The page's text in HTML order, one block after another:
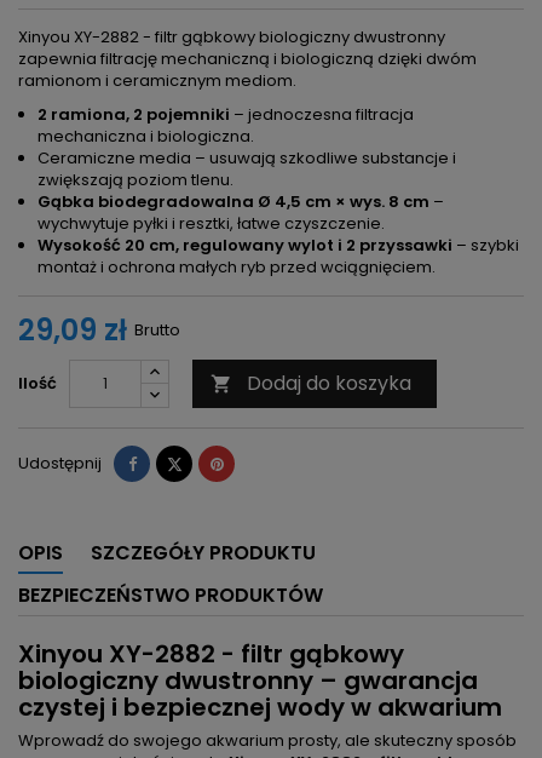
Xinyou XY-2882 - filtr gąbkowy biologiczny dwustronny
zapewnia filtrację mechaniczną i biologiczną dzięki dwóm
ramionom i ceramicznym mediom.
2 ramiona, 2 pojemniki – jednoczesna filtracja
mechaniczna i biologiczna.
Ceramiczne media – usuwają szkodliwe substancje i
zwiększają poziom tlenu.
Gąbka biodegradowalna Ø 4,5 cm × wys. 8 cm –
wychwytuje pyłki i resztki, łatwe czyszczenie.
Wysokość 20 cm, regulowany wylot i 2 przyssawki – szybki
montaż i ochrona małych ryb przed wciągnięciem.
29,09 zł Brutto
Ilość  Dodaj do koszyka
Udostępnij Udostępnij
TweetujPinterest
OPIS
SZCZEGÓŁY PRODUKTU
BEZPIECZEŃSTWO PRODUKTÓW
Xinyou XY-2882 - filtr gąbkowy
biologiczny dwustronny – gwarancja
czystej i bezpiecznej wody w akwarium
Wprowadź do swojego akwarium prosty, ale skuteczny sposób